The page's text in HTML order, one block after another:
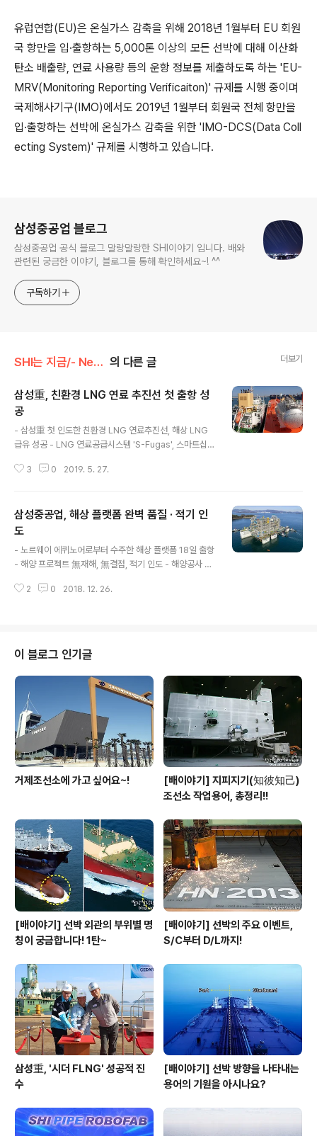
유럽연합(EU)은 온실가스 감축을 위해 2018년 1월부터 EU 회원
국 항만을 입·출항하는 5,000톤 이상의 모든 선박에 대해 이산화
탄소 배출량, 연료 사용량 등의 운항 정보를 제출하도록 하는 'EU-
MRV(Monitoring Reporting Verificaiton)' 규제를 시행 중이며
국제해사기구(IMO)에서도 2019년 1월부터 회원국 전체 항만을
입·출항하는 선박에 온실가스 감축을 위한 'IMO-DCS(Data Coll
ecting System)' 규제를 시행하고 있습니다.
삼성중공업 블로그
삼성중공업 공식 블로그 말랑말랑한 SHI이야기 입니다. 배와
관련된 궁금한 이야기, 블로그를 통해 확인하세요~! ^^
구독하기
SHI는 지금/- News 의 다른 글 더보기
삼성重, 친환경 LNG 연료 추진선 첫 출항 성
공
- 삼성重 첫 인도한 친환경 LNG 연료추진선, 해상 LNG
급유 성공 - LNG 연료공급시스템 'S-Fugas', 스마트십
벙커링선에 이어 LNG 연료추진선까지 라인업 완성 삼성
했습니다. 삼성중공업은 올해 초 아시아지역 선사에 인도
한 11만 3,000톤급 LNG 연료추진 유조선 2척이 네덜란
드 로테르담 항구에서 첫 LNG 벙커링(연료 공급)을 성공
적으로 마치고 친환경 선박으로서 본격적인 운항을 개시했
다고 29일 밝혔습니다. 2015년말 삼성중공업은 회사 최
초의 LNG 연료추진 유조선 2척을 수주해 올해 1월과 2월
3 0 2019. 5. 27.
삼성중공업, 해상 플랫폼 완벽 품질 · 적기 인
도
- 노르웨이 에퀴노어로부터 수주한 해상 플랫폼 18일 출항
- 해양 프로젝트 無재해, 無결점, 적기 인도 - 해양공사 수
일 요한 스베드럽(Johan Sverdrup) P1 플랫폼(Platfor
(6,500억원)에 수주한 해양 프로젝트로, 길이 136m, 폭
69m, 높이 72m 크기에 28,100톤에 달하는 대형 원유
생산설비입니다. 삼성중공업은 셸 프렐류드(Shell Prelu
de) FLNG, 에지나(Egina) FPSO 등 대형 해양공사 경험
을 바탕으로 한 '삼성 Lessons ..
2 0 2018. 12. 26.
이 블로그 인기글
거제조선소에 가고 싶어요~!
[배이야기] 지피지기(知彼知己)
조선소 작업용어, 총정리!!
[배이야기] 선박 외관의 부위별 명
칭이 궁금합니다! 1탄~
[배이야기] 선박의 주요 이벤트,
S/C부터 D/L까지!
삼성重, '시더 FLNG' 성공적 진
수
[배이야기] 선박 방향을 나타내는
용어의 기원을 아시나요?